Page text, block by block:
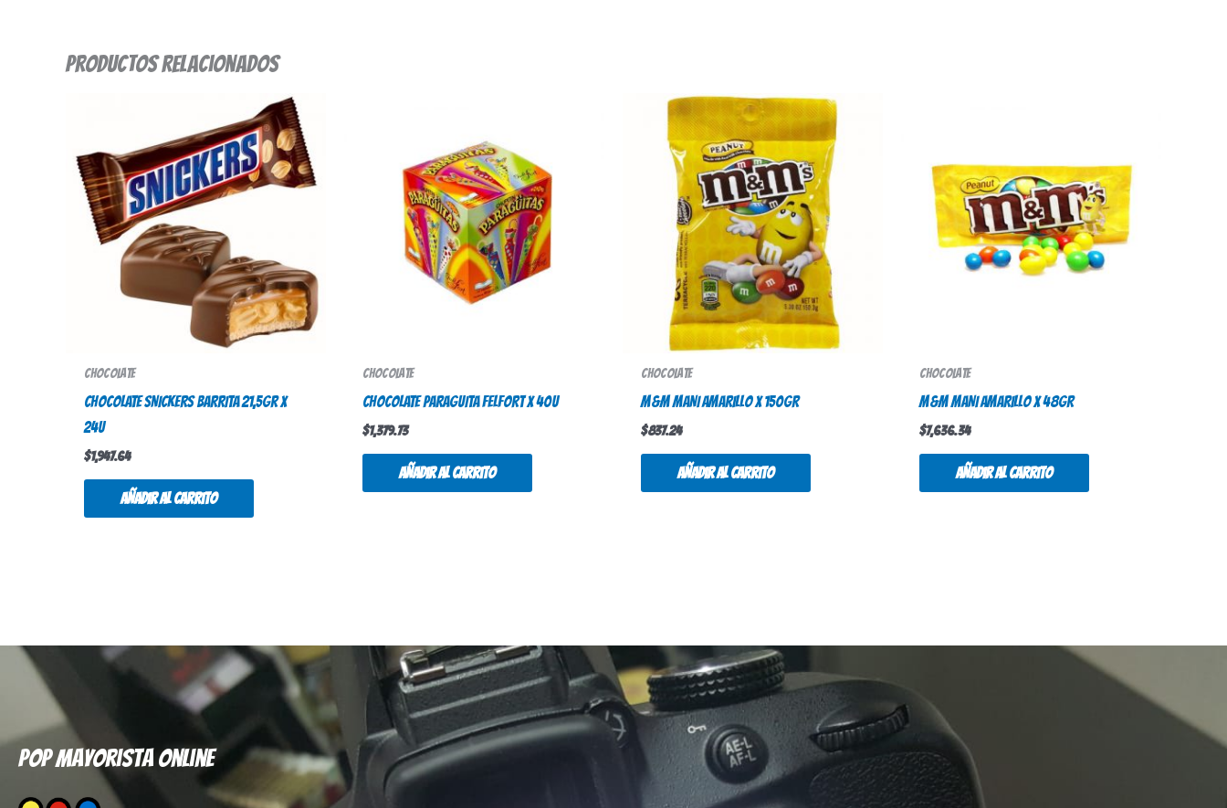
Productos relacionados
Chocolate
CHOCOLATE SNICKERS BARRITA 21,5gr X
24u
$1,947.64
Añadir al carrito
Chocolate
CHOCOLATE PARAGUITA FELFORT X 40U
$1,379.73
Añadir al carrito
Chocolate
M&M MANI AMARILLO X 150GR
$837.24
Añadir al carrito
Chocolate
M&M MANI AMARILLO X 48GR
$7,636.34
Añadir al carrito
Pop mayorista online